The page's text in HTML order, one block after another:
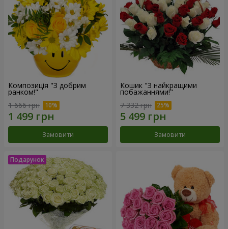
Композиція "З добрим
ранком!"
1 666 грн
Замовити
Кошик "З найкращими
побажаннями!"
7 332 грн
Замовити